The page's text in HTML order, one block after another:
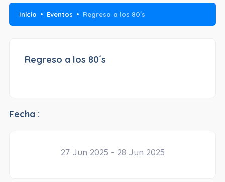
Inicio Eventos Regreso a los 80´s
Regreso a los 80´s
Fecha :
27 Jun 2025 - 28 Jun 2025